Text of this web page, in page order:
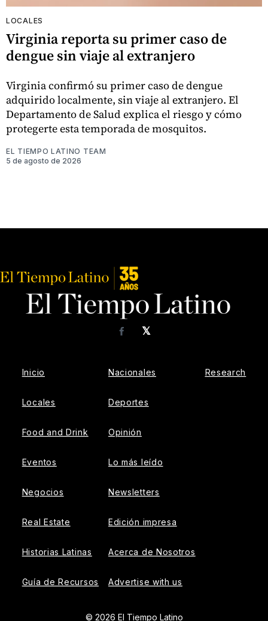
LOCALES
Virginia reporta su primer caso de
dengue sin viaje al extranjero
Virginia confirmó su primer caso de dengue
adquirido localmente, sin viaje al extranjero. El
Departamento de Salud explica el riesgo y cómo
protegerte esta temporada de mosquitos.
EL TIEMPO LATINO TEAM
5 de agosto de 2026
𝕏
Facebook
Inicio
Locales
Food and Drink
Eventos
Negocios
Real Estate
Historias Latinas
Guía de Recursos
Nacionales
Deportes
Opinión
Lo más leído
Newsletters
Edición impresa
Acerca de Nosotros
Advertise with us
Research
© 2026 El Tiempo Latino